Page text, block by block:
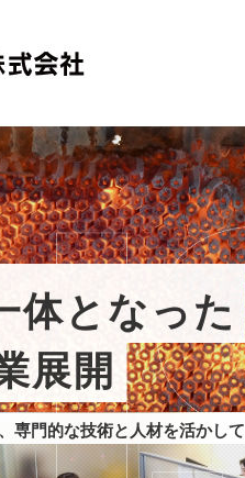
体となった
展開
専門的な技術と 人材を活かして